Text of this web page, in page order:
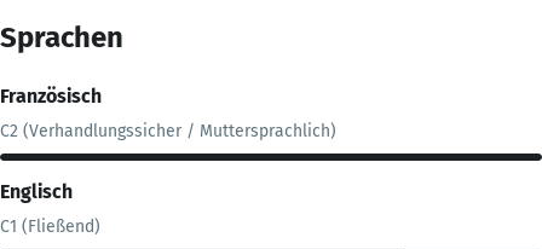
Sprachen
Französisch
C2 (Verhandlungssicher / Muttersprachlich)
Englisch
C1 (Fließend)